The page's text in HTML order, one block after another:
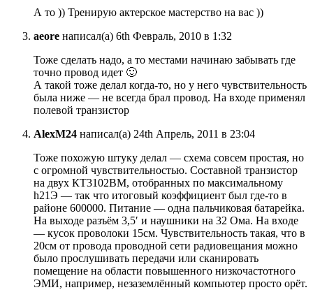
А то )) Тренирую актерское мастерство на вас ))
aeore написал(а) 6th Февраль, 2010 в 1:32
Тоже сделать надо, а то местами начинаю забывать где
точно провод идет 🙂
А такой тоже делал когда-то, но у него чувствительность
была ниже — не всегда брал провод. На входе применял
полевой транзистор
AlexM24 написал(а) 24th Апрель, 2011 в 23:04
Тоже похожую штуку делал — схема совсем простая, но
с огромной чувствительностью. Составной транзистор
на двух КТ3102ВМ, отобранных по максимальному
h21Э — так что итоговый коэффициент был где-то в
районе 600000. Питание — одна пальчиковая батарейка.
На выходе разъём 3,5′ и наушники на 32 Ома. На входе
— кусок проволоки 15см. Чувствительность такая, что в
20см от провода проводной сети радиовещания можно
было прослушивать передачи или сканировать
помещение на области повышенного низкочастотного
ЭМИ, например, незаземлённый компьютер просто орёт.